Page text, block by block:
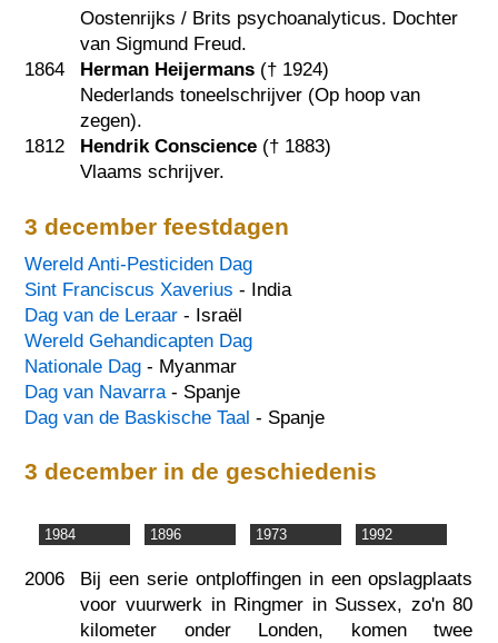
Oostenrijks / Brits psychoanalyticus. Dochter
van Sigmund Freud.
1864
Herman Heijermans († 1924)
Nederlands toneelschrijver (Op hoop van
zegen).
1812
Hendrik Conscience († 1883)
Vlaams schrijver.
3 december feestdagen
Wereld Anti-Pesticiden Dag
Sint Franciscus Xaverius - India
Dag van de Leraar - Israël
Wereld Gehandicapten Dag
Nationale Dag - Myanmar
Dag van Navarra- Spanje
Dag van de Baskische Taal - Spanje
3 december in de geschiedenis
1984 1896 1973 1992
2006
Bij een serie ontploffingen in een opslagplaats
voor vuurwerk in Ringmer in Sussex, zo'n 80
kilometer onder Londen, komen twee